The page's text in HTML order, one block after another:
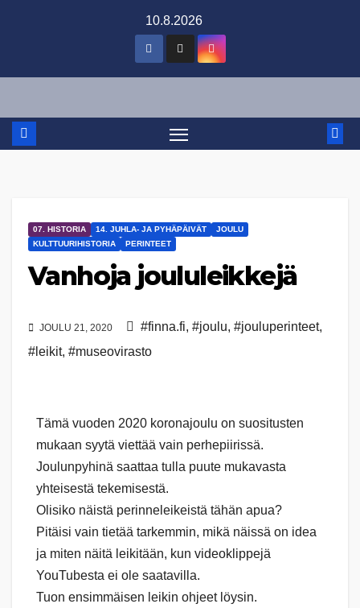
10.8.2026
07. HISTORIA 14. JUHLA- JA PYHÄPÄIVÄT
JOULU
KULTTUURIHISTORIA
PERINTEET
Vanhoja joululeikkejä
JOULU 21, 2020 #finna.fi, #joulu, #jouluperinteet,
#leikit, #museovirasto
Tämä vuoden 2020 koronajoulu on suositusten
mukaan syytä viettää vain perhepiirissä.
Joulunpyhinä saattaa tulla puute mukavasta
yhteisestä tekemisestä.
Olisiko näistä perinneleikeistä tähän apua?
Pitäisi vain tietää tarkemmin, mikä näissä on idea
ja miten näitä leikitään, kun videoklippejä
YouTubesta ei ole saatavilla.
Tuon ensimmäisen leikin ohjeet löysin.